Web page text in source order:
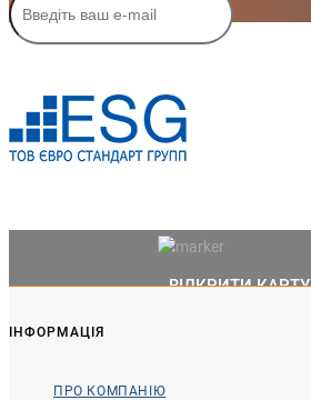
ВІДКРИТИ КАРТУ
ІНФОРМАЦІЯ
ПРО КОМПАНІЮ